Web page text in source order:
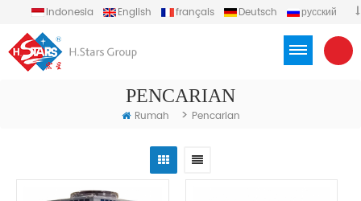
Indonesia English français Deutsch
русский
PENCARIAN
Rumah > Pencarian